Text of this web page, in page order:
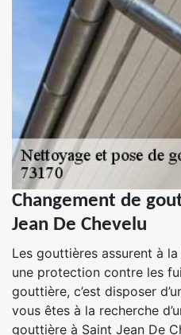
Changement de
Jean De Chevelu
Les gouttières assurent à
une protection contre les
gouttière, c’est disposer
vous êtes à la recherche
gouttière à Saint Jean De